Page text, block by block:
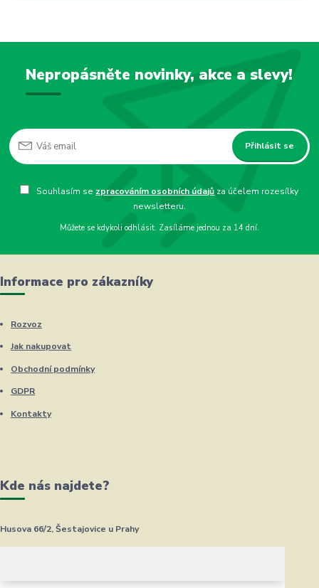
Nepropásněte novinky, akce a slevy!
Přihlásit se
Souhlasím se zpracováním osobních údajů za účelem rozesílky
newsletteru.
Můžete se kdykoli odhlásit. Zasíláme jednou za 14 dní.
Informace pro zákazníky
Rozvoz
Jak nakupovat
Obchodní podmínky
GDPR
Kontakty
Kde nás najdete?
Husova 66/2, Šestajovice u Prahy